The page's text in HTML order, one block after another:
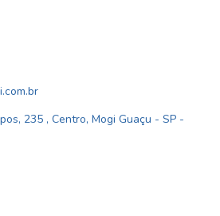
235 , Centro, Mogi Guaçu - SP -